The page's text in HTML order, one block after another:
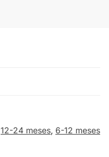
12-24 meses, 6-12 meses